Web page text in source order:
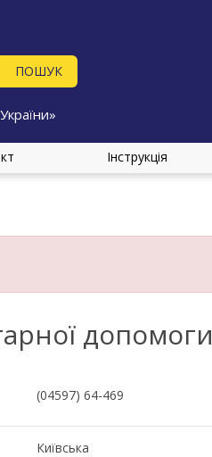
Інструкція
допомоги
(04597) 64-469
Київська